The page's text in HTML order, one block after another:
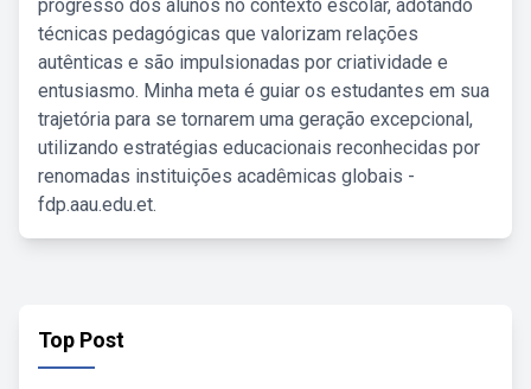
progresso dos alunos no contexto escolar, adotando
técnicas pedagógicas que valorizam relações
autênticas e são impulsionadas por criatividade e
entusiasmo. Minha meta é guiar os estudantes em sua
trajetória para se tornarem uma geração excepcional,
utilizando estratégias educacionais reconhecidas por
renomadas instituições acadêmicas globais -
fdp.aau.edu.et.
Top Post